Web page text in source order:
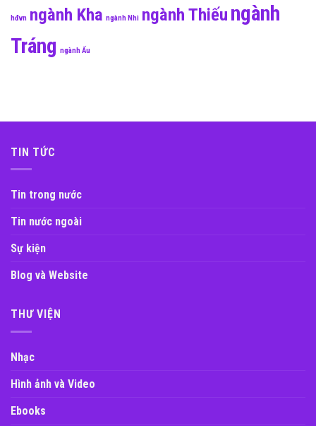
hđvn ngành Kha ngành Nhi ngành Thiếu ngành
Tráng ngành Ấu
TIN TỨC
Tin trong nước
Tin nước ngoài
Sự kiện
Blog và Website
THƯ VIỆN
Nhạc
Hình ảnh và Video
Ebooks